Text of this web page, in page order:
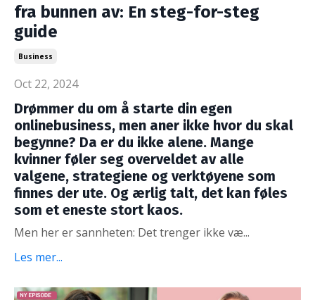
fra bunnen av: En steg-for-steg
guide
Business
Oct 22, 2024
Drømmer du om å starte din egen
onlinebusiness, men aner ikke hvor du skal
begynne? Da er du ikke alene. Mange
kvinner føler seg overveldet av alle
valgene, strategiene og verktøyene som
finnes der ute. Og ærlig talt, det kan føles
som et eneste stort kaos.
Men her er sannheten: Det trenger ikke væ...
Les mer...